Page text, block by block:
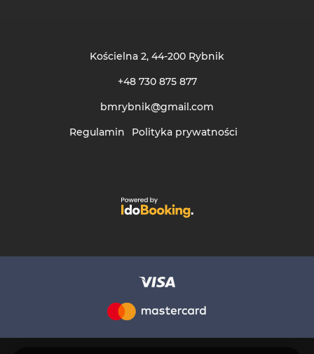
Kościelna 2, 44-200 Rybnik
+48 730 875 877
bmrybnik@gmail.com
Regulamin
Polityka prywatności